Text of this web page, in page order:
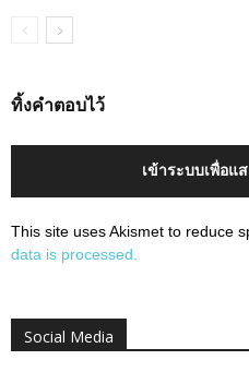
ทิ้งคำตอบไว้
เข้าระบบเพื่อแ
This site uses Akismet to reduce
data is processed.
Social Media